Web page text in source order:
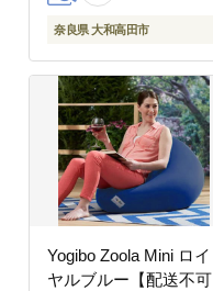
奈良県 大和高田市
Yogibo Zoola Mini ロイ
ヤルブルー【配送不可